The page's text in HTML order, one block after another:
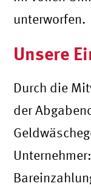
unterworfen.
Unsere
Durch die
der